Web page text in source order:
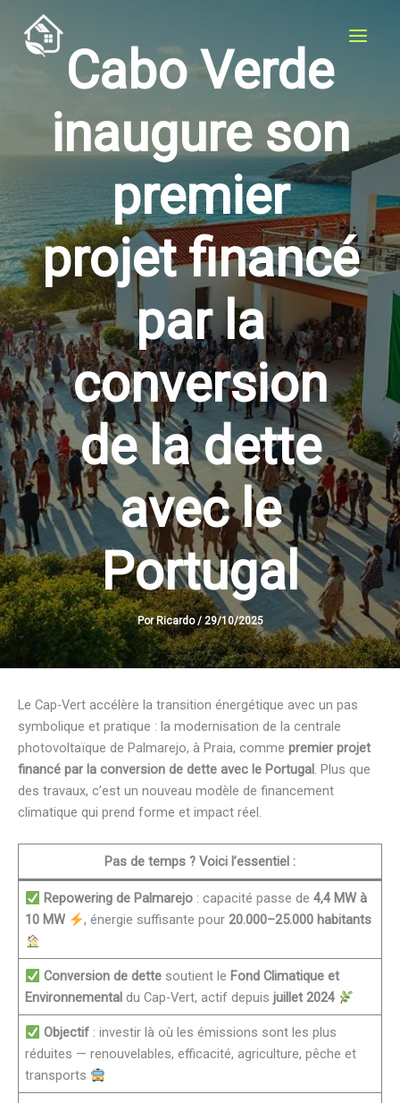
contenu
Cabo Verde
inaugure son
premier
projet financé
par la
conversion
de la dette
avec le
Portugal
Por Ricardo/29/10/2025
Le Cap-Vert accélère la transition énergétique avec un pas
symbolique et pratique : la modernisation de la centrale
photovoltaïque de Palmarejo, à Praia, comme premier projet
financé par la conversion de dette avec le Portugal. Plus que
des travaux, c’est un nouveau modèle de financement
climatique qui prend forme et impact réel.
Pas de temps ? Voici l’essentiel :
Repowering de Palmarejo: capacité passe de 4,4 MW à
10 MW
, énergie suffisante pour 20.000–25.000 habitants
Conversion de dettesoutient le Fond Climatique et
Environnemental du Cap-Vert, actif depuisjuillet 2024
Objectif: investir là où les émissions sont les plus
réduites — renouvelables, efficacité, agriculture, pêche et
transports